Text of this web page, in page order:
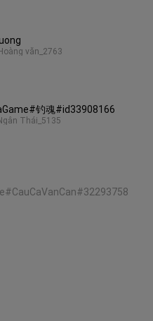
văn_2763
钓魂#id33908166
Thái_5135